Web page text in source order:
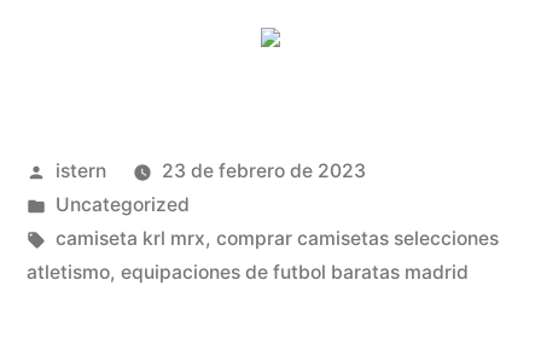
Publicado
por
istern
23 de febrero de 2023
Publicado
en
Uncategorized
Etiquetas:
camiseta krl mrx, comprar camisetas selecciones
atletismo, equipaciones de futbol baratas madrid